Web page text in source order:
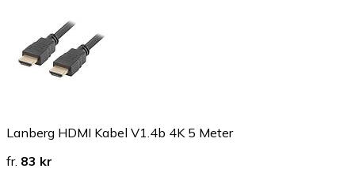
Lanberg HDMI Kabel V1.4b 4K 5 Meter
fr. 83 kr